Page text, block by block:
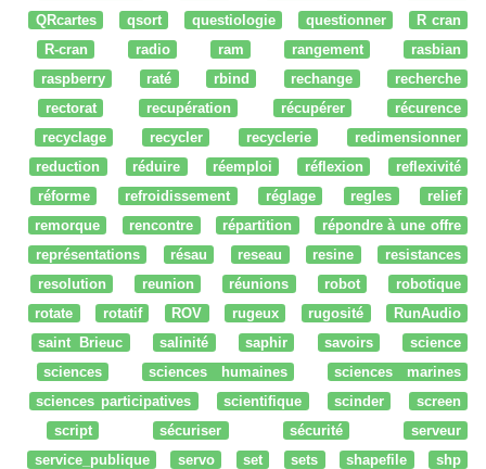
QRcartes
qsort questiologie questionner
R cran
R-cran
radio ram rangement
rasbian
raspberry
raté rbind rechange
recherche
rectorat
recupération récupérer
récurence
recyclage
recycler recyclerie
redimensionner
reduction
réduire réemploi réflexion
reflexivité
réforme
refroidissement réglage regles
relief
remorque
rencontre répartition
répondre à une offre
représentations
résau reseau resine
resistances
resolution
reunion réunions robot
robotique
rotate
rotatif ROV rugeux rugosité
RunAudio
saint Brieuc
salinité saphir savoirs
science
sciences
sciences humaines
sciences marines
sciences participatives
scientifique scinder
screen
script
sécuriser sécurité
serveur
service_publique
servo set sets shapefile
shp